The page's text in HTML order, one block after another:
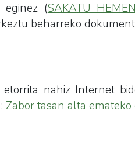
eginez (SAKATU
beharreko
nahiz Internet
Zabor tasan alta emateko